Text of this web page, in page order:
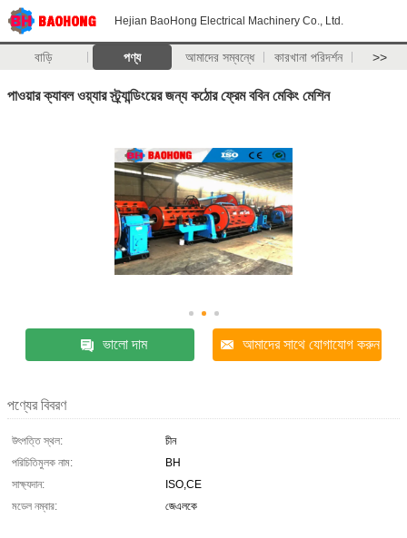
Hejian BaoHong Electrical Machinery Co., Ltd.
বাড়ি পণ্য আমাদের সম্বন্ধে কারখানা পরিদর্শন >>
পাওয়ার ক্যাবল ওয়্যার স্ট্র্যান্ডিংয়ের জন্য কঠোর ফ্রেম ববিন মেকিং মেশিন
ভালো দাম আমাদের সাথে যোগাযোগ করুন
পণ্যের বিবরণ
উৎপত্তি স্থল:
চীন
পরিচিতিমুলক নাম:
BH
সাক্ষ্যদান:
ISO,CE
মডেল নম্বার:
জেএলকে